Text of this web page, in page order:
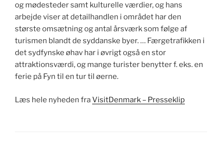
og mødesteder samt kulturelle værdier, og hans
arbejde viser at detailhandlen i området har den
største omsætning og antal årsværk som følge af
turismen blandt de syddanske byer. … Færgetrafikken i
det sydfynske øhav har i øvrigt også en stor
attraktionsværdi, og mange turister benytter f. eks. en
ferie på Fyn til en tur til øerne.
Læs hele nyheden fraVisitDenmark – Presseklip